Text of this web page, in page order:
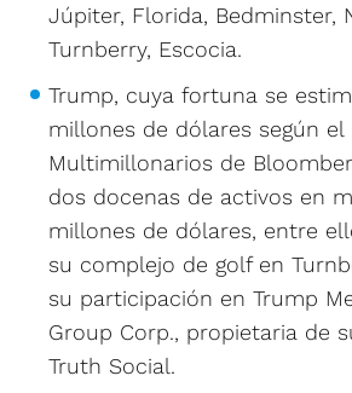
Júpiter, Florida, Bedminster,
Turnberry, Escocia.
Trump, cuya fortuna se
millones de dólares según el
Multimillonarios de
dos docenas de activos en
millones de dólares, entre
su complejo de golf en
su participación en Trump
Group Corp., propietaria de
Truth Social.